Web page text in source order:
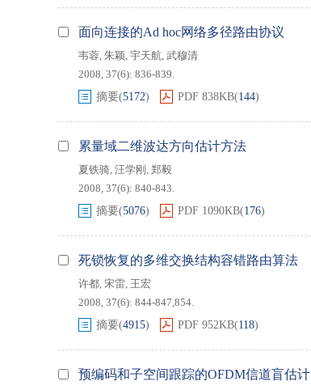
面向连接的Ad hoc网络多径路由协议
韦蓉, 朱颖, 宇天航, 武穆清
2008, 37(6): 836-839.
摘要(5172) PDF 838KB(144)
累量域二维波达方向估计方法
夏铁骑, 汪学刚 , 郑毅
2008, 37(6): 840-843.
摘要(5076) PDF 1090KB(176)
死锁恢复的多维交换结构容错路由算法
许都, 宋雷, 王宏
2008, 37(6): 844-847,854.
摘要(4915) PDF 952KB(118)
预编码和子空间跟踪的OFDM信道盲估计